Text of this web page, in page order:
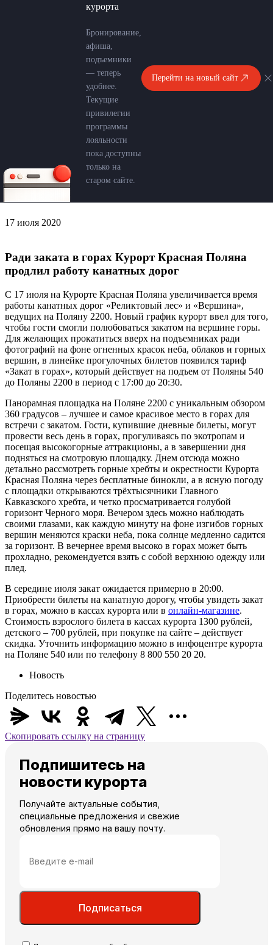
курорта
Бронирование,
афиша,
подъемники
— теперь
удобнее.
Текущие
привилегии
программы
лояльности
пока доступны
только на
старом сайте.
Перейти на новый сайт
17 июля 2020
Ради заката в горах Курорт Красная Поляна
продлил работу канатных дорог
С 17 июля на Курорте Красная Поляна увеличивается время
работы канатных дорог «Реликтовый лес» и «Вершина»,
ведущих на Поляну 2200. Новый график курорт ввел для того,
чтобы гости смогли полюбоваться закатом на вершине горы.
Для желающих прокатиться вверх на подъемниках ради
фотографий на фоне огненных красок неба, облаков и горных
вершин, в линейке прогулочных билетов появился тариф
«Закат в горах», который действует на подъем от Поляны 540
до Поляны 2200 в период с 17:00 до 20:30.
Панорамная площадка на Поляне 2200 с уникальным обзором
360 градусов – лучшее и самое красивое место в горах для
встречи с закатом. Гости, купившие дневные билеты, могут
провести весь день в горах, прогуливаясь по экотропам и
посещая высокогорные аттракционы, а в завершении дня
подняться на смотровую площадку. Днем отсюда можно
детально рассмотреть горные хребты и окрестности Курорта
Красная Поляна через бесплатные бинокли, а в ясную погоду
с площадки открываются трёхтысячники Главного
Кавказского хребта, и четко просматривается голубой
горизонт Черного моря. Вечером здесь можно наблюдать
своими глазами, как каждую минуту на фоне изгибов горных
вершин меняются краски неба, пока солнце медленно садится
за горизонт. В вечернее время высоко в горах может быть
прохладно, рекомендуется взять с собой верхнюю одежду или
плед.
В середине июля закат ожидается примерно в 20:00.
Приобрести билеты на канатную дорогу, чтобы увидеть закат
в горах, можно в кассах курорта или в онлайн-магазине.
Стоимость взрослого билета в кассах курорта 1300 рублей,
детского – 700 рублей, при покупке на сайте – действует
скидка. Уточнить информацию можно в инфоцентре курорта
на Поляне 540 или по телефону 8 800 550 20 20.
Новость
Поделитесь новостью
Скопировать ссылку на страницу
Подпишитесь на
новости курорта
Получайте актуальные события,
специальные предложения и свежие
обновления прямо на вашу почту.
Подписаться